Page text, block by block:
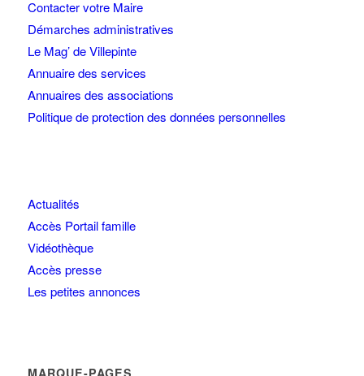
Contacter votre Maire
Démarches administratives
Le Mag’ de Villepinte
Annuaire des services
Annuaires des associations
Politique de protection des données personnelles
Actualités
Accès Portail famille
Vidéothèque
Accès presse
Les petites annonces